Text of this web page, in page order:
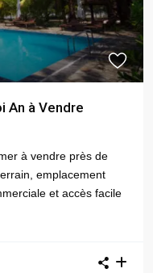
An à Vendre
à vendre près de
emplacement
et accès facile